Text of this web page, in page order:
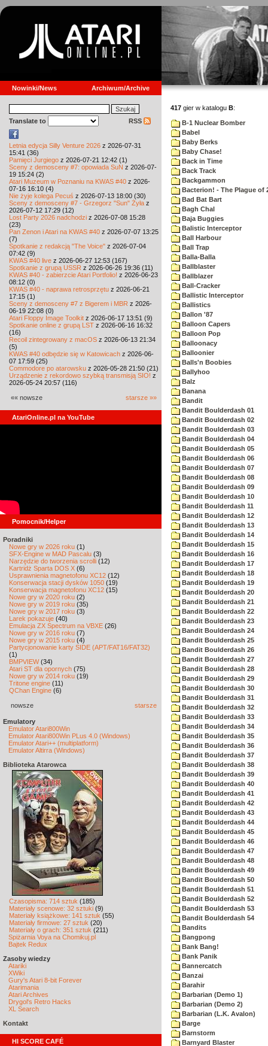
Nowinki/News Archiwum/Archive
Translate to RSS
Letnia edycja Silly Venture 2026 z 2026-07-31
15:41 (36)
Pamięci Jurgiego z 2026-07-21 12:42 (1)
Sceny z demosceny #7: opowiada SuN z 2026-07-
19 15:24 (2)
Atari Muzeum w Poznaniu na KWAS #40 z 2026-
07-16 16:10 (4)
Nie żyje kolega Pecuś z 2026-07-13 18:00 (30)
Sceny z demosceny #7 - Grzegorz "Sun" Żyła z
2026-07-12 17:29 (12)
Lost Party 2026 nadchodzi z 2026-07-08 15:28
(23)
Pan Zenon i Atari na KWAS #40 z 2026-07-07 13:25
(7)
Spotkanie z redakcją "The Voice" z 2026-07-04
07:42 (9)
KWAS #40 live z 2026-06-27 12:53 (167)
Spotkanie z grupą USSR z 2026-06-26 19:36 (11)
KWAS #40 - zabierzcie Atari Portfolio! z 2026-06-23
08:12 (0)
KWAS #40 - naprawa retrosprzętu z 2026-06-21
17:15 (1)
Sceny z demosceny #7 z Bigerem i MBR z 2026-
06-19 22:08 (0)
Atari Floppy Image Toolkit z 2026-06-17 13:51 (9)
Spotkanie online z grupą LST z 2026-06-16 16:32
(16)
Recoil zintegrowany z macOS z 2026-06-13 21:34
(5)
KWAS #40 odbędzie się w Katowicach z 2026-06-
07 17:59 (25)
Commodore po atarowsku z 2026-05-28 21:50 (21)
Urządzenie z rekordowo szybką transmisją SIO! z
2026-05-24 20:57 (116)
«« nowsze starsze »»
AtariOnline.pl na YouTube
Pomocnik/Helper
Poradniki
Nowe gry w 2026 roku (1)
SFX-Engine w MAD Pascalu (3)
Narzędzie do tworzenia scrolli (12)
Kartridż Sparta DOS X (6)
Usprawnienia magnetofonu XC12 (12)
Konserwacja stacji dysków 1050 (19)
Konserwacja magnetofonu XC12 (15)
Nowe gry w 2020 roku (2)
Nowe gry w 2019 roku (35)
Nowe gry w 2017 roku (3)
Larek pokazuje (40)
Emulacja ZX Spectrum na VBXE (26)
Nowe gry w 2016 roku (7)
Nowe gry w 2015 roku (4)
Partycjonowanie karty SIDE (APT/FAT16/FAT32)
(1)
BMPVIEW(34)
Atari ST dla opornych (75)
Nowe gry w 2014 roku (19)
Tritone engine (11)
QChan Engine (6)
nowsze starsze
Emulatory
Emulator Atari800Win
Emulator Atari800Win PLus 4.0 (Windows)
Emulator Atari++ (multiplatform)
Emulator Altirra (Windows)
Biblioteka Atarowca
Czasopisma: 714 sztuk (185)
Materiały scenowe: 32 sztuki (9)
Materiały książkowe: 141 sztuk (55)
Materiały firmowe: 27 sztuk (20)
Materiały o grach: 351 sztuk (211)
Spiżarnia Voya na Chomikuj.pl
Bajtek Redux
Zasoby wiedzy
Atariki
XWiki
Gury's Atari 8-bit Forever
Atarimania
Atari Archives
Drygol's Retro Hacks
XL Search
Kontakt
HI SCORE CAFÉ
417 gier w katalogu B:
B-1 Nuclear Bomber
Babel
Baby Berks
Baby Chase!
Back in Time
Back Track
Backgammon
Bacterion! - The Plague of
Bad Bat Bart
Bagh Chal
Baja Buggies
Balistic Interceptor
Ball Harbour
Ball Trap
Balla-Balla
Ballblaster
Ballblazer
Ball-Cracker
Ballistic Interceptor
Ballistics
Ballon '87
Balloon Capers
Balloon Pop
Balloonacy
Balloonier
Balls'n Boobies
Ballyhoo
Balz
Banana
Bandit
Bandit Boulderdash 01
Bandit Boulderdash 02
Bandit Boulderdash 03
Bandit Boulderdash 04
Bandit Boulderdash 05
Bandit Boulderdash 06
Bandit Boulderdash 07
Bandit Boulderdash 08
Bandit Boulderdash 09
Bandit Boulderdash 10
Bandit Boulderdash 11
Bandit Boulderdash 12
Bandit Boulderdash 13
Bandit Boulderdash 14
Bandit Boulderdash 15
Bandit Boulderdash 16
Bandit Boulderdash 17
Bandit Boulderdash 18
Bandit Boulderdash 19
Bandit Boulderdash 20
Bandit Boulderdash 21
Bandit Boulderdash 22
Bandit Boulderdash 23
Bandit Boulderdash 24
Bandit Boulderdash 25
Bandit Boulderdash 26
Bandit Boulderdash 27
Bandit Boulderdash 28
Bandit Boulderdash 29
Bandit Boulderdash 30
Bandit Boulderdash 31
Bandit Boulderdash 32
Bandit Boulderdash 33
Bandit Boulderdash 34
Bandit Boulderdash 35
Bandit Boulderdash 36
Bandit Boulderdash 37
Bandit Boulderdash 38
Bandit Boulderdash 39
Bandit Boulderdash 40
Bandit Boulderdash 41
Bandit Boulderdash 42
Bandit Boulderdash 43
Bandit Boulderdash 44
Bandit Boulderdash 45
Bandit Boulderdash 46
Bandit Boulderdash 47
Bandit Boulderdash 48
Bandit Boulderdash 49
Bandit Boulderdash 50
Bandit Boulderdash 51
Bandit Boulderdash 52
Bandit Boulderdash 53
Bandit Boulderdash 54
Bandits
Bangpong
Bank Bang!
Bank Panik
Bannercatch
Banzai
Barahir
Barbarian (Demo 1)
Barbarian (Demo 2)
Barbarian (L.K. Avalon)
Barge
Barnstorm
Barnyard Blaster